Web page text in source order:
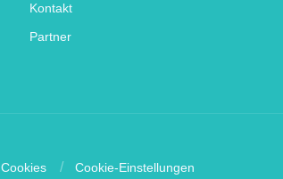
Kontakt
Partner
Cookies Cookie-Einstellungen